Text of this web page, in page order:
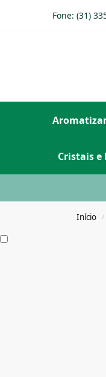
Fone: (31)
Cristais
Início /